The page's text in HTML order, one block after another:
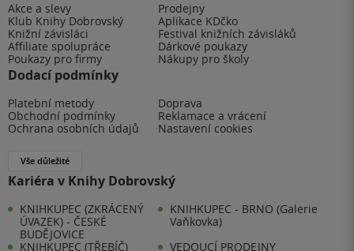
Akce a slevy
Prodejny
Klub Knihy Dobrovský
Aplikace KDčko
Knižní závisláci
Festival knižních závisláků
Affiliate spolupráce
Dárkové poukazy
Poukazy pro firmy
Nákupy pro školy
Dodací podmínky
Platební metody
Doprava
Obchodní podmínky
Reklamace a vrácení
Ochrana osobních údajů
Nastavení cookies
Vše důležité
Kariéra v Knihy Dobrovský
KNIHKUPEC (ZKRÁCENÝ
ÚVAZEK) - ČESKÉ
BUDĚJOVICE
KNIHKUPEC - BRNO (Galerie
Vaňkovka)
KNIHKUPEC (TŘEBÍČ)
VEDOUCÍ PRODEJNY